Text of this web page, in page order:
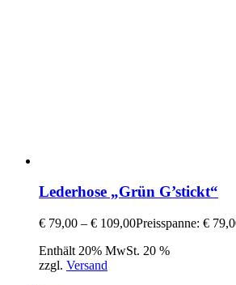
Lederhose „Grün G’stickt“
€ 79,00 – € 109,00Preisspanne: €
Enthält 20% MwSt. 20 %
zzgl. Versand